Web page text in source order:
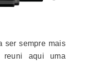
ser sempre mais
reuni aqui uma